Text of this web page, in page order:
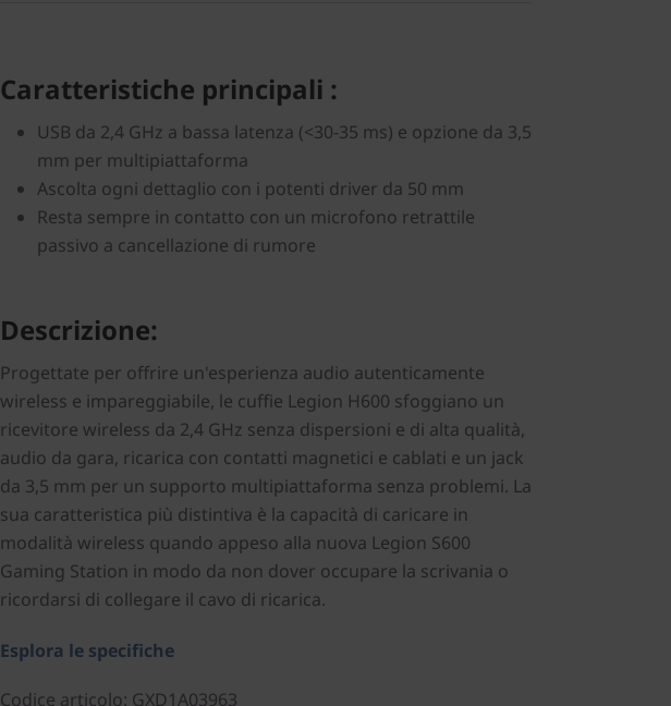
Caratteristiche principali :
USB da 2,4 GHz a bassa latenza (<30-35 ms) e opzione da 3,5
mm per multipiattaforma
Ascolta ogni dettaglio con i potenti driver da 50 mm
Resta sempre in contatto con un microfono retrattile
passivo a cancellazione di rumore
Descrizione:
Progettate per offrire un'esperienza audio autenticamente
wireless e impareggiabile, le cuffie Legion H600 sfoggiano un
ricevitore wireless da 2,4 GHz senza dispersioni e di alta qualità,
audio da gara, ricarica con contatti magnetici e cablati e un jack
da 3,5 mm per un supporto multipiattaforma senza problemi. La
sua caratteristica più distintiva è la capacità di caricare in
modalità wireless quando appeso alla nuova Legion S600
Gaming Station in modo da non dover occupare la scrivania o
ricordarsi di collegare il cavo di ricarica.
Esplora le specifiche
Codice articolo: GXD1A03963